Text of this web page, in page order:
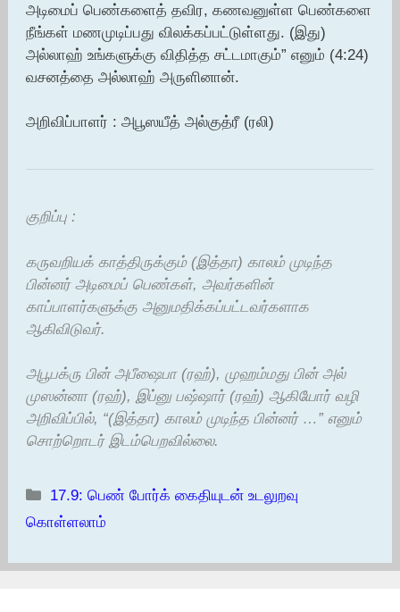
அடிமைப் பெண்களைத் தவிர, கணவனுள்ள பெண்களை
நீங்கள் மணமுடிப்பது விலக்கப்பட்டுள்ளது. (இது)
அல்லாஹ் உங்களுக்கு விதித்த சட்டமாகும்” எனும் (4:24)
வசனத்தை அல்லாஹ் அருளினான்.
அறிவிப்பாளர் : அபூஸயீத் அல்குத்ரீ (ரலி)
குறிப்பு :
கருவறியக் காத்திருக்கும் (இத்தா) காலம் முடிந்த
பின்னர் அடிமைப் பெண்கள், அவர்களின்
காப்பாளர்களுக்கு அனுமதிக்கப்பட்டவர்களாக
ஆகிவிடுவர்.
அபூபக்ரு பின் அபீஷைபா (ரஹ்), முஹம்மது பின் அல்
முஸன்னா (ரஹ்), இப்னு பஷ்ஷார் (ரஹ்) ஆகியோர் வழி
அறிவிப்பில், “(இத்தா) காலம் முடிந்த பின்னர் …” எனும்
சொற்றொடர் இடம்பெறவில்லை.
Categories
17.9: பெண் போர்க் கைதியுடன் உடலுறவு
கொள்ளலாம்